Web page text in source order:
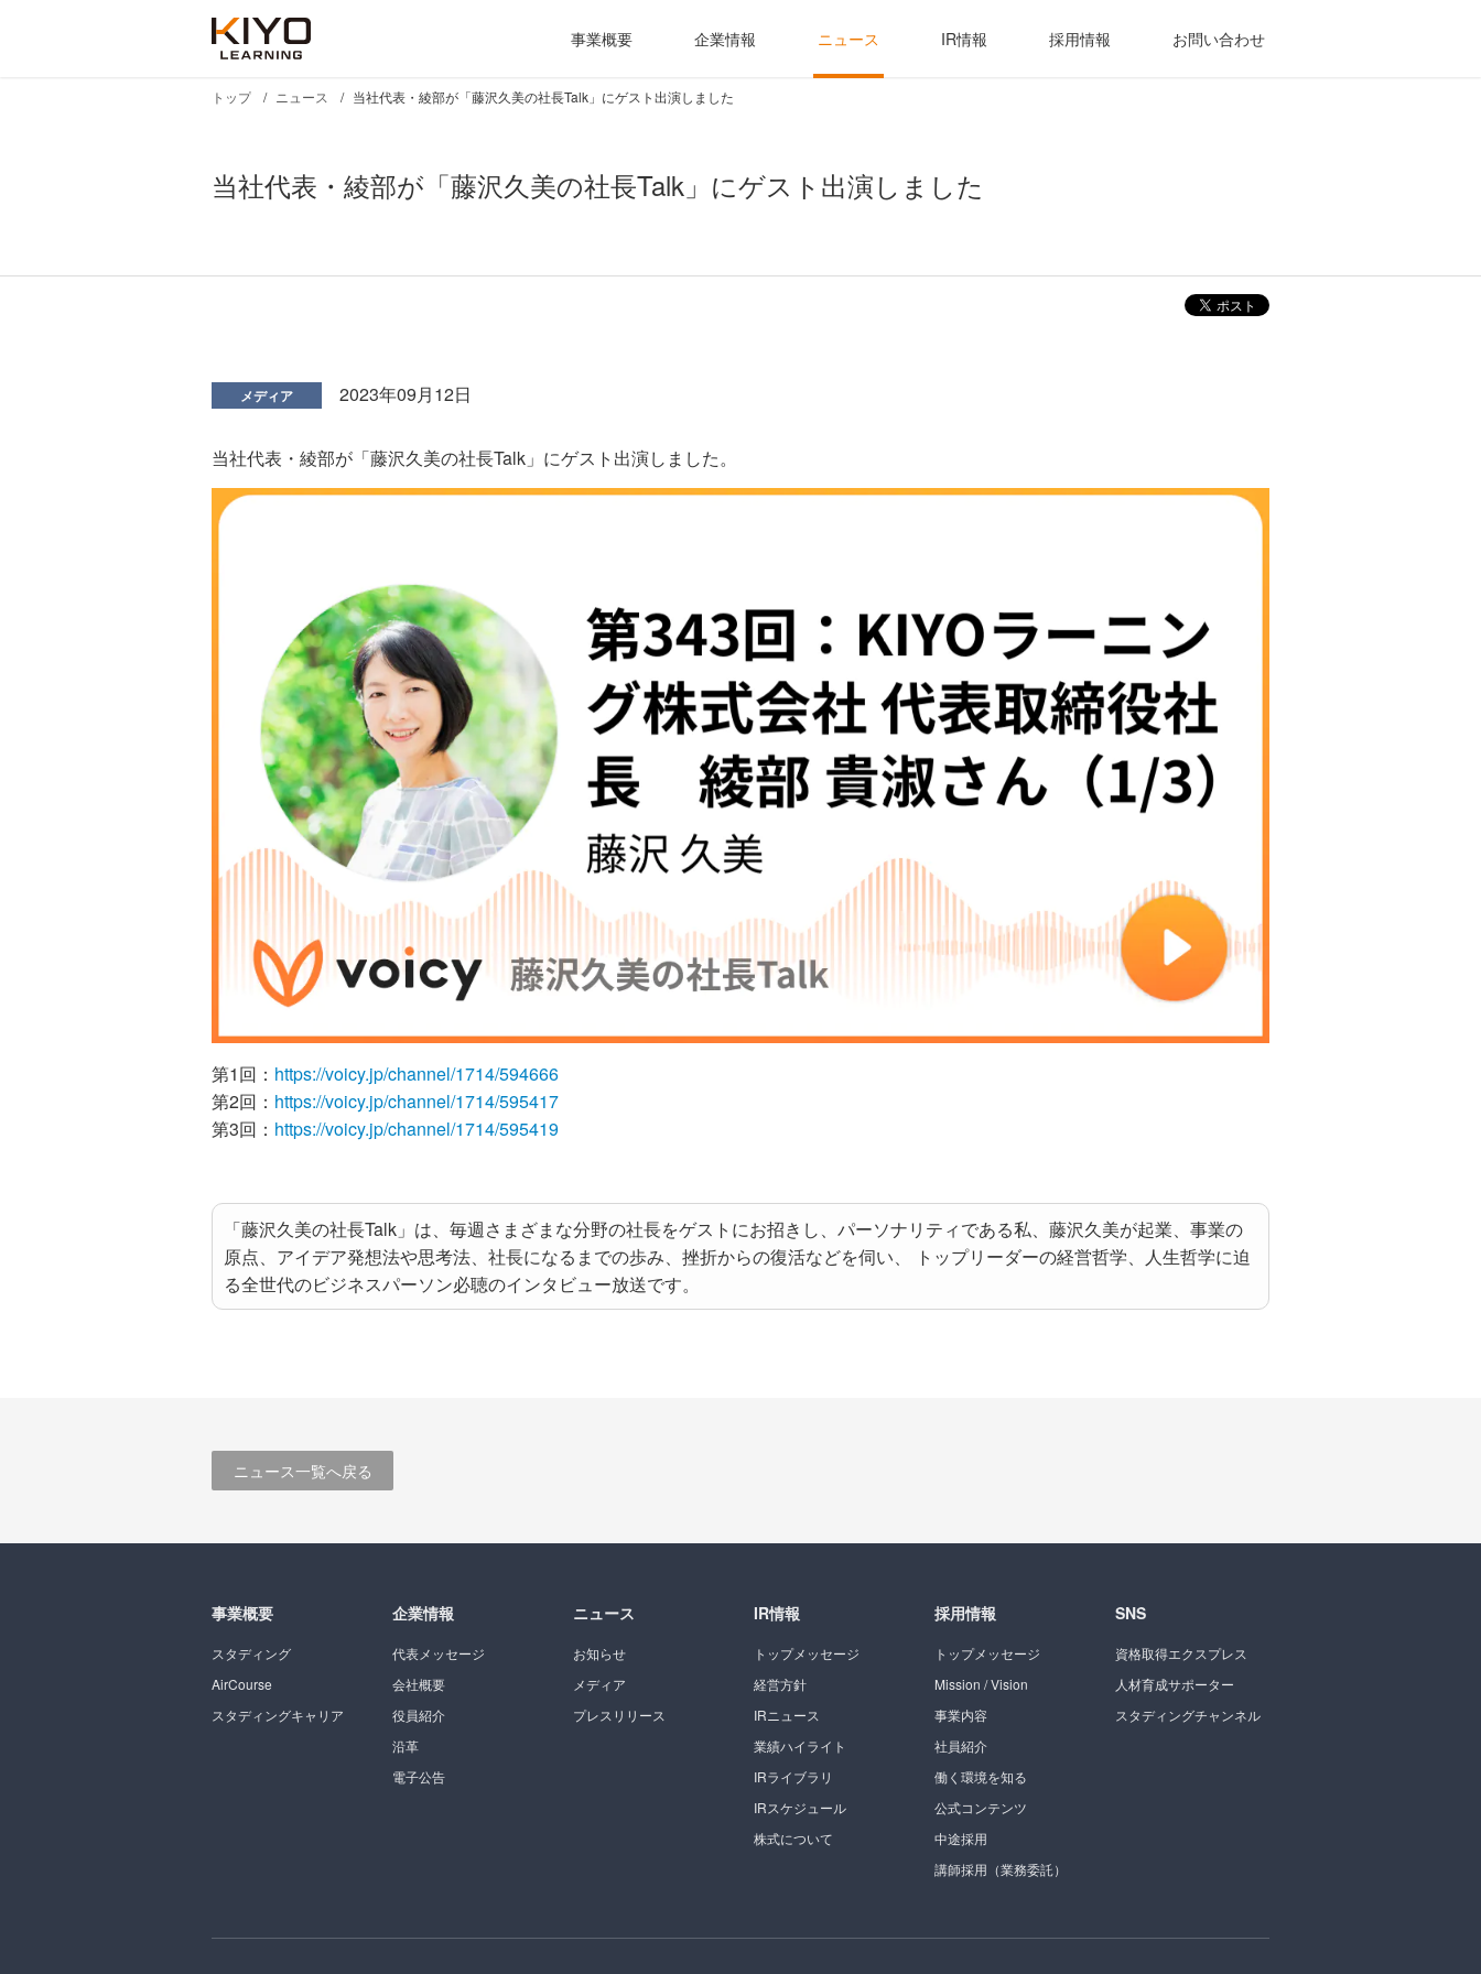
事業概要 企業情報 ニュース IR情報 採用情報 お問い合わせ
当社代表・綾部が「藤沢久美の社長Talk」にゲスト出演しました
トップ ニュース 当社代表・綾部が「藤沢久美の社長Talk」にゲスト出演しました
メディア 2023年09月12日
当社代表・綾部が「藤沢久美の社長Talk」にゲスト出演しました。
第1回： https://voicy.jp/channel/1714/594666
第2回： https://voicy.jp/channel/1714/595417
第3回： https://voicy.jp/channel/1714/595419
「藤沢久美の社長Talk」は、毎週さまざまな分野の社長をゲストにお招きし、パーソナリティである私、藤沢久美が起業、事業の
原点、アイデア発想法や思考法、社長になるまでの歩み、挫折からの復活などを伺い、 トップリーダーの経営哲学、人生哲学に迫
る全世代のビジネスパーソン必聴のインタビュー放送です。
ニュース一覧へ戻る
事業概要
スタディング
AirCourse
スタディングキャリア
企業情報
代表メッセージ
会社概要
役員紹介
沿革
電子公告
ニュース
お知らせ
メディア
プレスリリース
IR情報
トップメッセージ
経営方針
IRニュース
業績ハイライト
IRライブラリ
IRスケジュール
株式について
採用情報
トップメッセージ
Mission / Vision
事業内容
社員紹介
働く環境を知る
公式コンテンツ
中途採用
講師採用（業務委託）
SNS
資格取得エクスプレス
人材育成サポーター
スタディングチャンネル